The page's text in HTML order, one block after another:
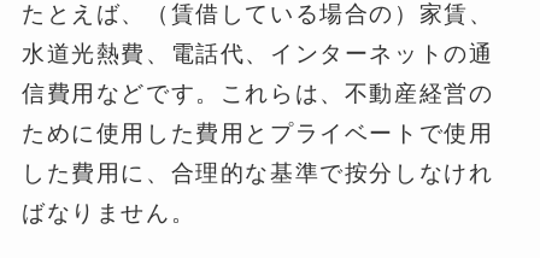
たとえば、（賃借している場合の）家賃、
水道光熱費、電話代、インターネットの通
信費用などです。これらは、不動産経営の
ために使用した費用とプライベートで使用
した費用に、合理的な基準で按分しなけれ
ばなりません。